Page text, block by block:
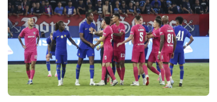
apa yang anda usahakan.
"Tentang pemain baharu, mereka hanya memiliki
waktu singkat (persiapan) bersama kami dan
perlawanan ini penting untuk memberikan mereka
keyakinan menghadapi setiap situasi dan ia
menunjukkan mereka boleh berkembang lagi.
"Apa yang penting, mereka perlu tahu tiada siapa
boleh terlena dalam skuad kami kerana kami memiliki